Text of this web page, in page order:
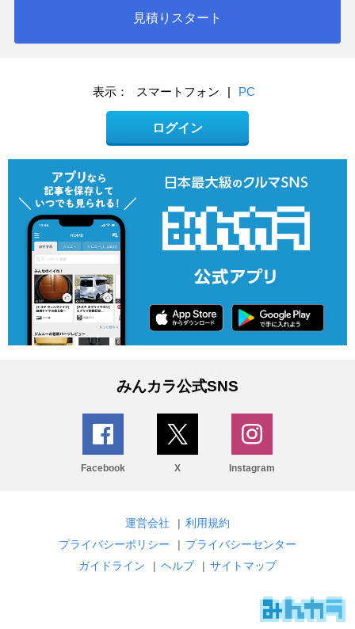
見積りスタート
表示： スマートフォン | PC
ログイン
みんカラ公式SNS
Facebook X Instagram
運営会社 | 利用規約
プライバシーポリシー
| プライバシーセンター
ガイドライン
| ヘルプ | サイトマップ